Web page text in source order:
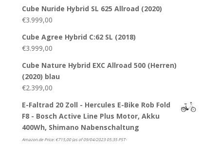
Cube Nuride Hybrid SL 625 Allroad (2020)
€3.999,00
Cube Agree Hybrid C:62 SL (2018)
€3.999,00
Cube Nature Hybrid EXC Allroad 500 (Herren)
(2020) blau
€2.399,00
E-Faltrad 20 Zoll - Hercules E-Bike Rob Fold
F8 - Bosch Active Line Plus Motor, Akku
400Wh, Shimano Nabenschaltung
Amazon.de Price:€715,00(as of 09/04/2023 05:35 PST-